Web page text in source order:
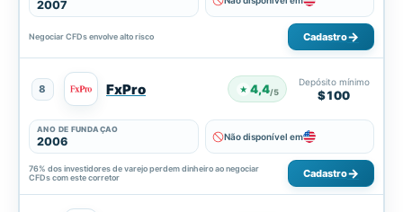
2007
Negociar CFDs envolve alto risco Cadastro
8 FxPro ★ 4,4/5
Depósito mínimo
$100
ANO DE FUNDAÇÃO
2006 Não disponível em
76% dos investidores de varejo perdem dinheiro ao negociar
CFDs com este corretor
Cadastro